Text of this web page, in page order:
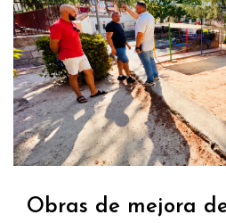
Obras de mejora